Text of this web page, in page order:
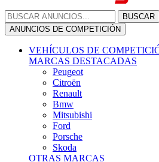
ANUNCIOS DE COMPETICIÓN
VEHÍCULOS DE
MARCAS DESTACADAS
Peugeot
Citroën
Renault
Bmw
Mitsubishi
Ford
Porsche
Skoda
OTRAS MARCAS
Subaru